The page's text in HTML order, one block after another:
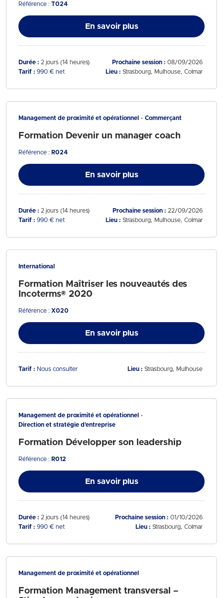
Référence : T024
En savoir plus
Durée : 2 jours (14 heures) Prochaine session : 08/09/2026
Tarif : 990 € net Lieu : Strasbourg Mulhouse Colmar
Management de proximité et opérationnel Commerçant
Formation Devenir un manager coach
Référence : R024
En savoir plus
Durée : 2 jours (14 heures) Prochaine session : 22/09/2026
Tarif : 990 € net Lieu : Strasbourg Mulhouse Colmar
International
Formation Maîtriser les nouveautés des
Incoterms® 2020
Référence : X020
En savoir plus
Tarif : Nous consulter Lieu : Strasbourg Mulhouse
Management de proximité et opérationnel
Direction et stratégie d'entreprise
Formation Développer son leadership
Référence : R012
En savoir plus
Durée : 2 jours (14 heures) Prochaine session : 01/10/2026
Tarif : 990 € net Lieu : Strasbourg Colmar
Management de proximité et opérationnel
Formation Management transversal –